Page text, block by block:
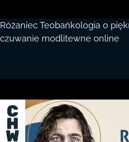
Różaniec Teobańkologia o
czuwanie modlitewne online